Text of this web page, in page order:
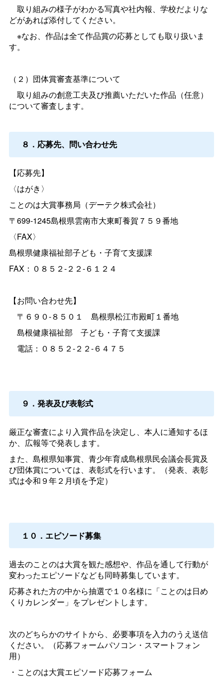
取り組みの様子がわかる写真や社内報、学校だよりな
どがあれば添付してください。
※なお、作品は全て作品賞の応募としても取り扱いま
す。
（２）団体賞審査基準について
取り組みの創意工夫及び推薦いただいた作品（任意）
について審査します。
８．応募先、問い合わせ先
【応募先】
〈はがき〉
ことのは大賞事務局（デーテク株式会社）
〒699-1245島根県雲南市大東町養賀７５９番地
〈FAX〉
島根県健康福祉部子ども・子育て支援課
FAX：０８５２-２２-６１２４
【お問い合わせ先】
〒６９０-８５０ １ 島根県松江市殿町１番地
島根健康福祉部 子ども・子育て支援課
電話：０８５２-２２-６４７５
９．発表及び表彰式
厳正な審査により入賞作品を決定し、本人に通知するほ
か、広報等で発表します。
また、島根県知事賞、青少年育成島根県民会議会長賞及
び団体賞については、表彰式を行います。（発表、表彰
式は令和９年２月頃を予定）
１０．エピソード募集
過去のことのは大賞を観た感想や、作品を通して行動が
変わったエピソードなども同時募集しています。
応募された方の中から抽選で１０名様に「ことのは日め
くりカレンダー」をプレゼントします。
次のどちらかのサイトから、必要事項を入力のうえ送信
ください。（応募フォームパソコン・スマートフォン
用）
・ことのは大賞エピソード応募フォーム